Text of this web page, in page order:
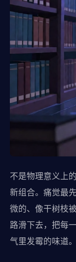
不是物理意义上
新组合。痛觉最
微的、像干树枝
路滑下去，把每
气里发霉的味道。